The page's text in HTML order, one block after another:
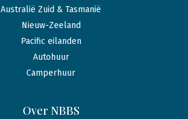
Australië Zuid & Tasmanië
Nieuw-Zeeland
Pacific eilanden
Autohuur
Camperhuur
Over NBBS